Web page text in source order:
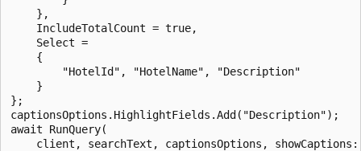
    },
    IncludeTotalCount = true,
    Select =
    {
        "HotelId", "HotelName", "Description"
    }
};
captionsOptions.HighlightFields.Add("Description");
await RunQuery(
client, searchText, captionsOptions,